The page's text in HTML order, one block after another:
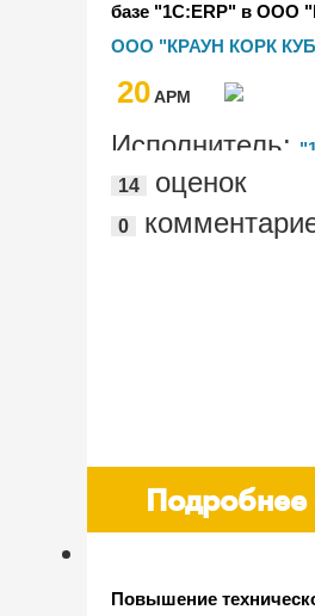
базе "1С:ERP" в ООО
Кубань"
ООО "КРАУН КОРК
20AРМ
Исполнитель:
Краснодар, ул.
14 оценок
0
Подробнее
Повышение